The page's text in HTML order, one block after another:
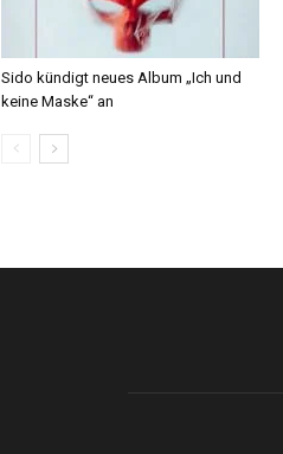
Sido kündigt neues Album „Ich und
keine Maske“ an